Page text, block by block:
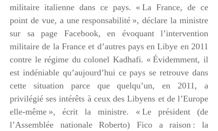
militaire italienne dans ce pays. « La France, de ce
point de vue, a une responsabilité », déclare la ministre
sur sa page Facebook, en évoquant l’intervention
militaire de la France et d’autres pays en Libye en 2011
contre le régime du colonel Kadhafi. « Évidemment, il
est indéniable qu’aujourd’hui ce pays se retrouve dans
cette situation parce que quelqu’un, en 2011, a
privilégié ses intérêts à ceux des Libyens et de l’Europe
elle-même », écrit la ministre. « Le président (de
l’Assemblée nationale Roberto) Fico a raison : la